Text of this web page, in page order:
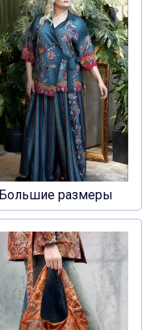
Большие размеры